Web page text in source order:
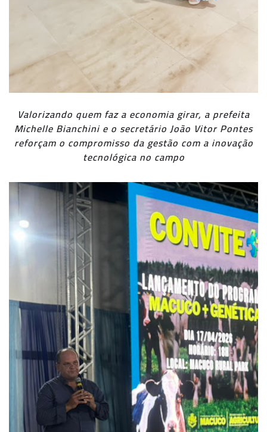
Valorizando quem faz a economia girar, a prefeita
Michelle Bianchini e o secretário João Vitor Pontes
reforçam o compromisso da gestão com a inovação
tecnológica no campo